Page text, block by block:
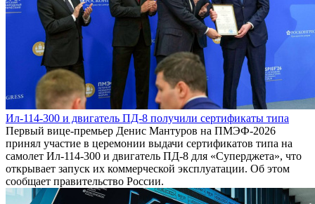
Ил-114-300 и двигатель ПД-8 получили сертификаты типа
Первый вице-премьер Денис Мантуров на ПМЭФ-2026
принял участие в церемонии выдачи сертификатов типа на
самолет Ил-114-300 и двигатель ПД-8 для «Суперджета», что
открывает запуск их коммерческой эксплуатации. Об этом
сообщает правительство России.